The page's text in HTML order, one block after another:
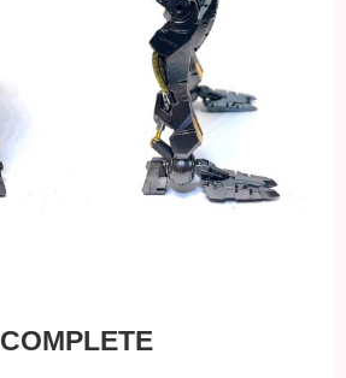
COMPLETE